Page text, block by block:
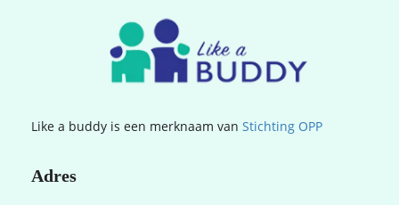
Like a buddy is een merknaam van Stichting OPP
Adres